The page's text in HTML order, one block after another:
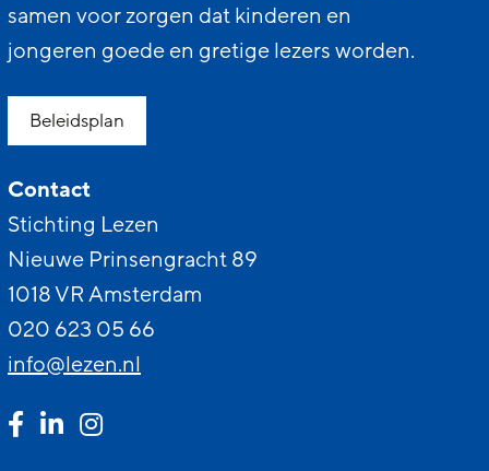
samen voor zorgen dat kinderen en
jongeren goede en gretige lezers worden.
Beleidsplan
Contact
Stichting Lezen
Nieuwe Prinsengracht 89
1018 VR Amsterdam
020 623 05 66
info@lezen.nl